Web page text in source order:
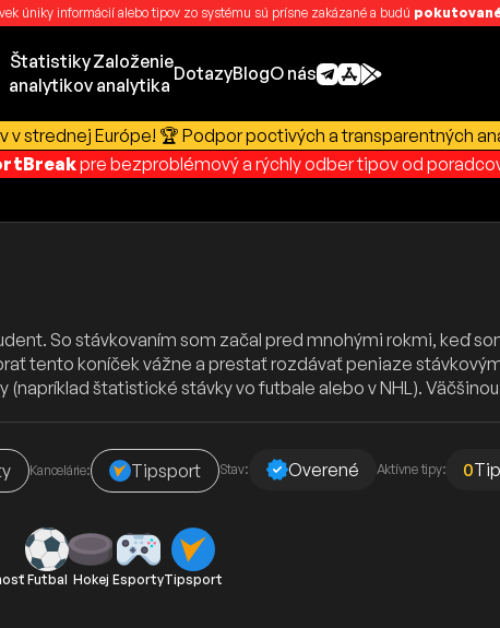
úniky informácií alebo tipov zo systému sú prísne zakázané a budú
Štatistiky
analytikov
Založenie
analytika
DotazyBlogO nás
strednej Európe! 🏆 Podpor poctivých a transparentných
pre bezproblémový a rýchly odber tipov od
So stávkovaním som začal pred mnohými rokmi, keď
tento koníček vážne a prestať rozdávať peniaze
(napríklad štatistické stávky vo futbale alebo v NHL).
Kancelárie: Tipsport Stav: Overené Aktívne tipy: 0
Futbal Hokej EsportyTipsport